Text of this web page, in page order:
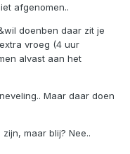
afgenomen..
doenben daar zit je
vroeg (4 uur
alvast aan het
Maar daar doen
maar blij? Nee..